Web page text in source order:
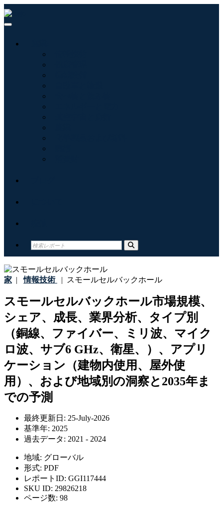
家 | 情報技術 | スモールセルバックホール
スモールセルバックホール市場規模、
シェア、成長、業界分析、タイプ別
（銅線、ファイバー、ミリ波、マイク
ロ波、サブ6 GHz、衛星、）、アプリ
ケーション（建物内使用、屋外使
用）、および地域別の洞察と2035年ま
での予測
最終更新日: 25-July-2026
基準年: 2025
過去データ: 2021 - 2024
地域: グローバル
形式: PDF
レポートID: GGI117444
SKU ID: 29826218
ページ数: 98